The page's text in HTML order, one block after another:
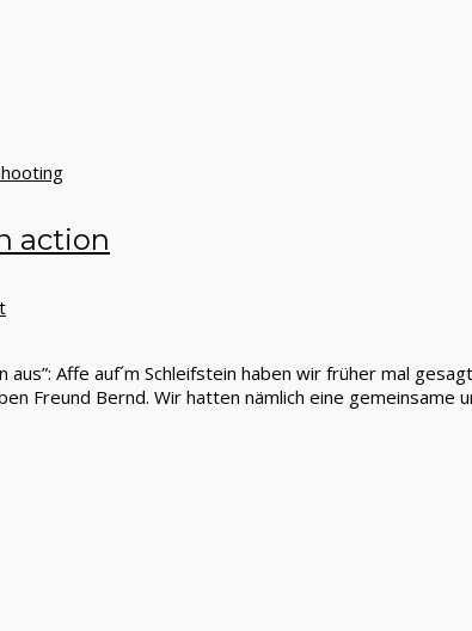
action
aus”: Affe auf´m Schleifstein haben wir früher mal
Freund Bernd. Wir hatten nämlich eine